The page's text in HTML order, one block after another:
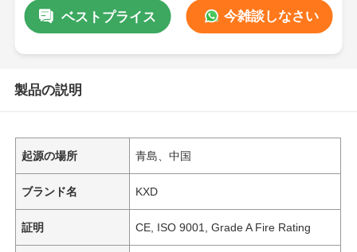
ベストプライス 今雑談しなさい
製品の説明
起源の場所 青島、中国
ブランド名 KXD
証明 CE, ISO 9001, Grade A Fire Rating